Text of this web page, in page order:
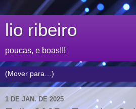
lio ribeiro
poucas, e boas!!!
1 DE JAN. DE 2025